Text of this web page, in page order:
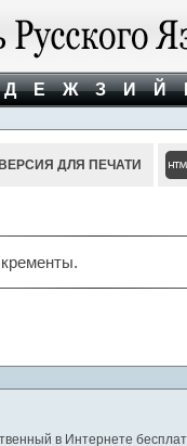
Д Е Ж З И Й
ВЕРСИЯ ДЛЯ ПЕЧАТИ
в Интернете